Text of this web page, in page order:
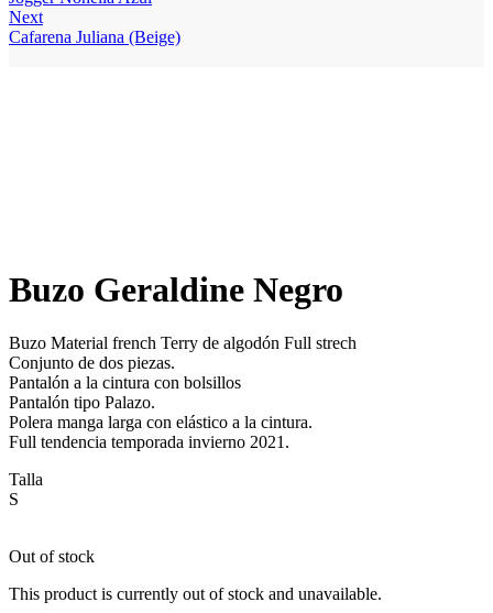
Next
Cafarena Juliana (Beige)
Buzo Geraldine Negro
Buzo Material french Terry de algodón Full strech
Conjunto de dos piezas.
Pantalón a la cintura con bolsillos
Pantalón tipo Palazo.
Polera manga larga con elástico a la cintura.
Full tendencia temporada invierno 2021.
Talla
S
Out of stock
This product is currently out of stock and unavailable.